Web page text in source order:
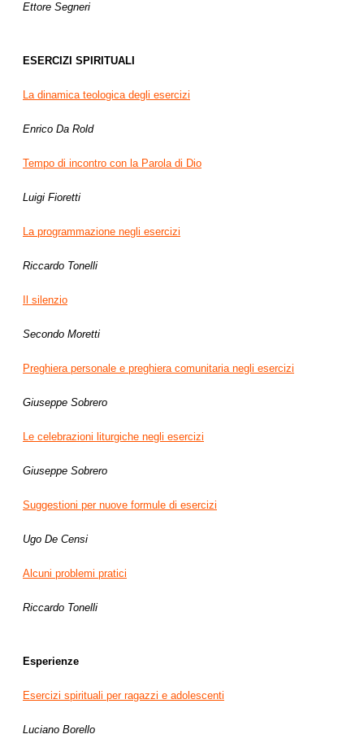
Ettore Segneri
ESERCIZI SPIRITUALI
La dinamica teologica degli esercizi
Enrico Da Rold
Tempo di incontro con la Parola di Dio
Luigi Fioretti
La programmazione negli esercizi
Riccardo Tonelli
Il silenzio
Secondo Moretti
Preghiera personale e preghiera comunitaria negli esercizi
Giuseppe Sobrero
Le celebrazioni liturgiche negli esercizi
Giuseppe Sobrero
Suggestioni per nuove formule di esercizi
Ugo De Censi
Alcuni problemi pratici
Riccardo Tonelli
Esperienze
Esercizi spirituali per ragazzi e adolescenti
Luciano Borello